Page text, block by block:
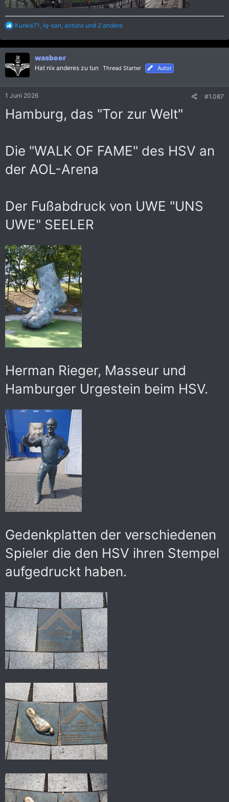
R
a
k
t
i
o
n
Kunke71 , iq-san, antonx und 2 andere
wasbeer
Hat nix anderes zu tun Thread Starter Autor
1 Juni 2026 #1.087
Hamburg, das "Tor zur Welt"
Die "WALK OF FAME" des HSV an
der AOL-Arena
Der Fußabdruck von UWE "UNS
UWE" SEELER
Herman Rieger, Masseur und
Hamburger Urgestein beim HSV.
Gedenkplatten der verschiedenen
Spieler die den HSV ihren Stempel
aufgedruckt haben.